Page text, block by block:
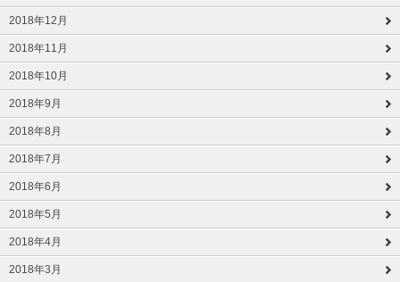
2018年12月
2018年11月
2018年10月
2018年9月
2018年8月
2018年7月
2018年6月
2018年5月
2018年4月
2018年3月